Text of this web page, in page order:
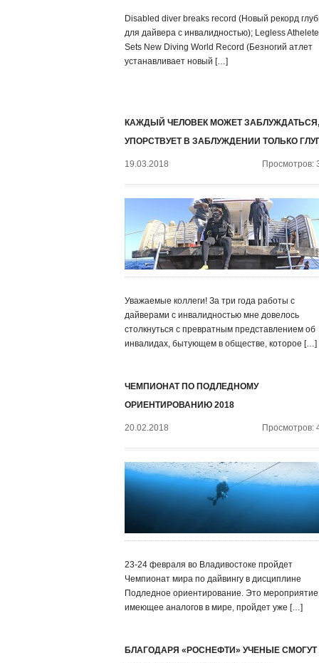
Disabled diver breaks record (Новый рекорд
для дайвера с инвалидностью); Legless Athelete
Sets New Diving World Record (Безногий атлет
устанавливает новый […]
КАЖДЫЙ ЧЕЛОВЕК МОЖЕТ
УПОРСТВУЕТ В ЗАБЛУЖДЕНИИ ТОЛЬКО
19.03.2018 Просмотров:
Уважаемые коллеги! За три года работы с
дайверами с инвалидностью мне довелось
столкнуться с превратным представлением об
инвалидах, бытующем в обществе, которое […]
ЧЕМПИОНАТ ПО ПОДЛЕДНОМУ
ОРИЕНТИРОВАНИЮ 2018
20.02.2018 Просмотров:
23-24 февраля во Владивостоке пройдет
Чемпионат мира по дайвингу в дисциплине
Подледное ориентирование. Это
имеющее аналогов в мире, пройдет уже […]
БЛАГОДАРЯ «РОСНЕФТИ» УЧЕНЫЕ СМОГУТ